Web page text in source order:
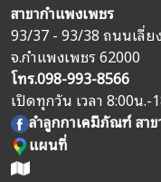
สาขากำแพงเพชร
93/37 - 93/38 ถนนเลี่ย
จ.กำแพงเพชร 62000
โทร.098-993-8566
เปิดทุกวัน เวลา 8:00น.-
ลำลูกกาเคมีภัณฑ์ สา
แผนที่